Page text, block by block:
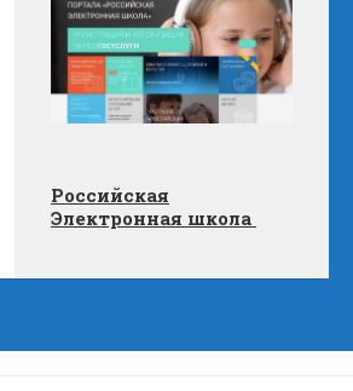
Российская
Электронная школа